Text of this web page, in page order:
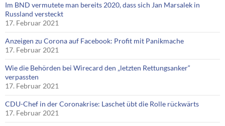
Im BND vermutete man bereits 2020, dass sich Jan Marsalek in
Russland versteckt
17. Februar 2021
Anzeigen zu Corona auf Facebook: Profit mit Panikmache
17. Februar 2021
Wie die Behörden bei Wirecard den „letzten Rettungsanker“
verpassten
17. Februar 2021
CDU-Chef in der Coronakrise: Laschet übt die Rolle rückwärts
17. Februar 2021